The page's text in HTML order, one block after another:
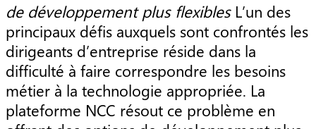
de développement plus flexiblesL’un des
principaux défis auxquels sont confrontés les
dirigeants d’entreprise réside dans la
difficulté à faire correspondre les besoins
métier à la technologie appropriée. La
plateforme NCC résout ce problème en